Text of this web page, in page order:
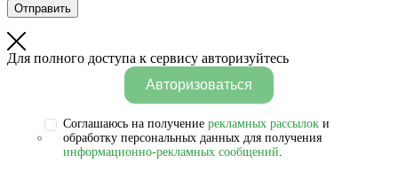
Отправить
Для полного доступа к сервису авторизуйтесь
Авторизоваться
Соглашаюсь на получениерекламных рассылок и
обработку персональных данных для получения
информационно-рекламных сообщений